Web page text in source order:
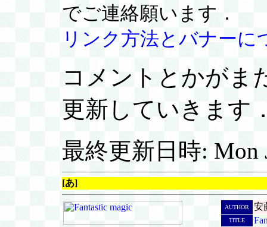
でご連絡願います．
リンク方法とバナーに
コメントとかがま
更新していきます
最終更新日時: Mon
[あ]
AUTHOR 安
TITLE